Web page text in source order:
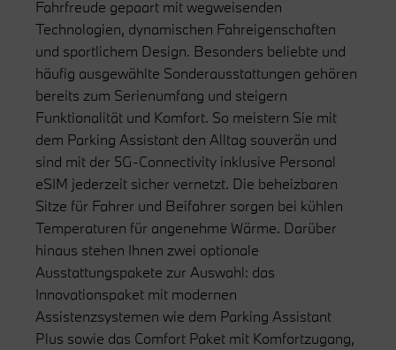
Fahrfreude gepaart mit wegweisenden
Technologien, dynamischen Fahreigenschaften
und sportlichem Design. Besonders beliebte und
häufig ausgewählte Sonderausstattungen gehören
bereits zum Serienumfang und steigern
Funktionalität und Komfort. So meistern Sie mit
dem Parking Assistant den Alltag souverän und
sind mit der 5G-Connectivity inklusive Personal
eSIM jederzeit sicher vernetzt. Die beheizbaren
Sitze für Fahrer und Beifahrer sorgen bei kühlen
Temperaturen für angenehme Wärme. Darüber
hinaus stehen Ihnen zwei optionale
Ausstattungspakete zur Auswahl: das
Innovationspaket mit modernen
Assistenzsystemen wie dem Parking Assistant
Plus sowie das Comfort Paket mit Komfortzugang,